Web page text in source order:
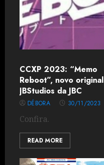
CCXP 2023: “Memo
Reboot”, novo original
JBStudios da JBC
DÉBORA 30/11/2023
Confira.
READ MORE